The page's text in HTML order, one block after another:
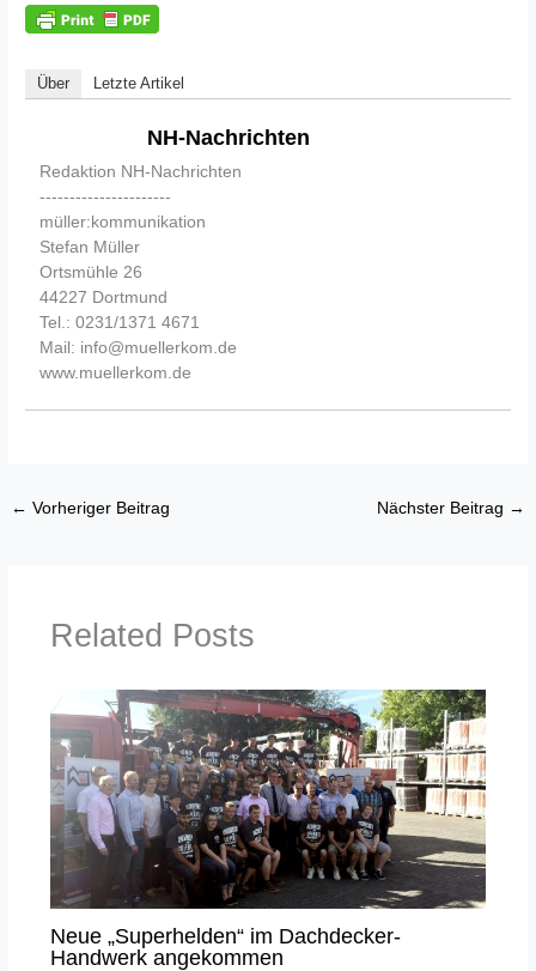
Über Letzte Artikel
NH-Nachrichten
Redaktion NH-Nachrichten
----------------------
müller:kommunikation
Stefan Müller
Ortsmühle 26
44227 Dortmund
Tel.: 0231/1371 4671
Mail: info@muellerkom.de
www.muellerkom.de
← Vorheriger Beitrag Nächster Beitrag →
Related Posts
Neue „Superhelden“ im Dachdecker-
Handwerk angekommen